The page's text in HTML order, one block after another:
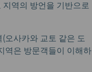
역의 방언을 기반으로
오사카와 교토 같은 도
역은 방문객들이 이해하